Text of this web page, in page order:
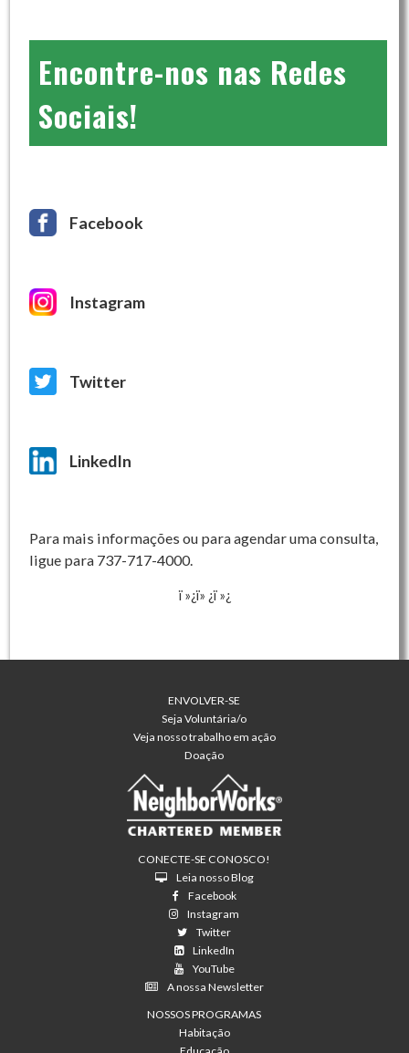
Encontre-nos nas Redes
Sociais!
Facebook
Instagram
Twitter
LinkedIn
Para mais informações ou para agendar uma consulta,
ligue para 737-717-4000.
ï »¿ï» ¿ï »¿
ENVOLVER-SE
Seja Voluntária/o
Veja nosso trabalho em ação
Doação
CONECTE-SE CONOSCO!
Leia nosso Blog
Facebook
Instagram
Twitter
LinkedIn
YouTube
A nossa Newsletter
NOSSOS PROGRAMAS
Habitação